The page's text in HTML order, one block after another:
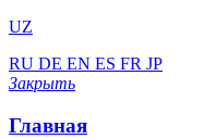
UZ
RU DE EN ES FR JP
Закрыть
Главная